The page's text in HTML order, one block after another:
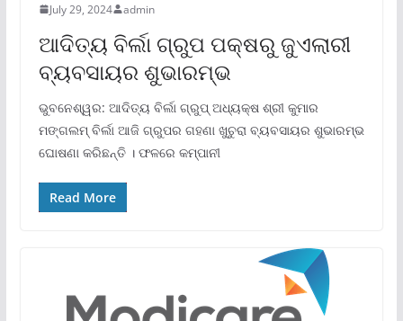
July 29, 2024 admin
ଆଦିତ୍ୟ ବିର୍ଲା ଗ୍ରୁପ ପକ୍ଷରୁ ଜୁଏଲାରୀ
ବ୍ୟବସାୟର ଶୁଭାରମ୍ଭ
ଭୁବନେଶ୍ୱର: ଆଦିତ୍ୟ ବିର୍ଲା ଗ୍ରୁପ୍ ଅଧ୍ୟକ୍ଷ ଶ୍ରୀ କୁମାର
ମଙ୍ଗଲମ୍ ବିର୍ଲା ଆଜି ଗ୍ରୁପର ଗହଣା ଖୁଚୁରା ବ୍ୟବସାୟର ଶୁଭାରମ୍ଭ
ଘୋଷଣା କରିଛନ୍ତି । ଫଳରେ କମ୍ପାନୀ
Read More